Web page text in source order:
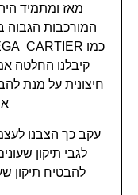
מאז ומתמיד
המורכבות הגבוה
קיבלנו החלטה
חיצונית על מנת
עקב כך הצבנו
לגבי תיקון
להבטיח תיקון